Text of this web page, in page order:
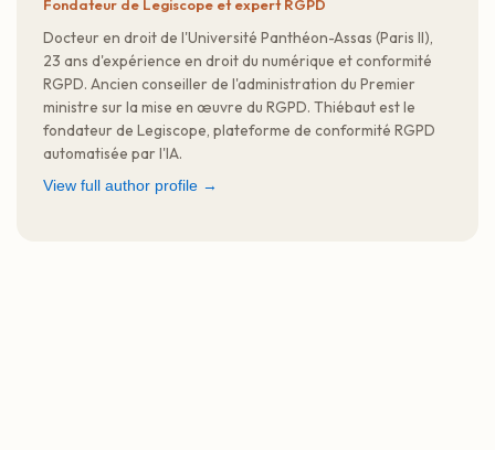
Fondateur de Legiscope et expert RGPD
Docteur en droit de l'Université Panthéon-Assas (Paris II),
23 ans d'expérience en droit du numérique et conformité
RGPD. Ancien conseiller de l'administration du Premier
ministre sur la mise en œuvre du RGPD. Thiébaut est le
fondateur de Legiscope, plateforme de conformité RGPD
automatisée par l'IA.
View full author profile →